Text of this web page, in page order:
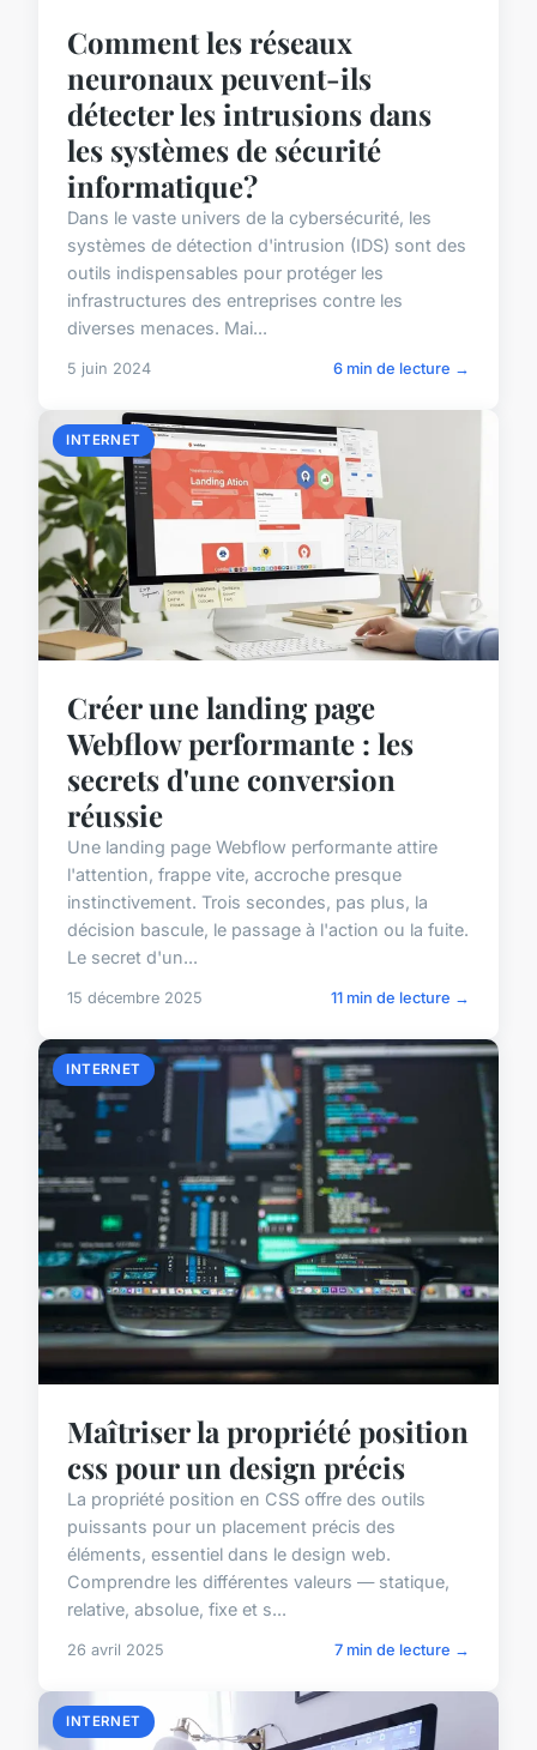
Comment les réseaux
neuronaux peuvent-ils
détecter les intrusions dans
les systèmes de sécurité
informatique?
Dans le vaste univers de la cybersécurité, les
systèmes de détection d'intrusion (IDS) sont des
outils indispensables pour protéger les
infrastructures des entreprises contre les
diverses menaces. Mai...
5 juin 2024 6 min de lecture →
INTERNET
Créer une landing page
Webflow performante : les
secrets d'une conversion
réussie
Une landing page Webflow performante attire
l'attention, frappe vite, accroche presque
instinctivement. Trois secondes, pas plus, la
décision bascule, le passage à l'action ou la fuite.
Le secret d'un...
15 décembre 2025 11 min de lecture →
INTERNET
Maîtriser la propriété position
css pour un design précis
La propriété position en CSS offre des outils
puissants pour un placement précis des
éléments, essentiel dans le design web.
Comprendre les différentes valeurs — statique,
relative, absolue, fixe et s...
26 avril 2025 7 min de lecture →
INTERNET